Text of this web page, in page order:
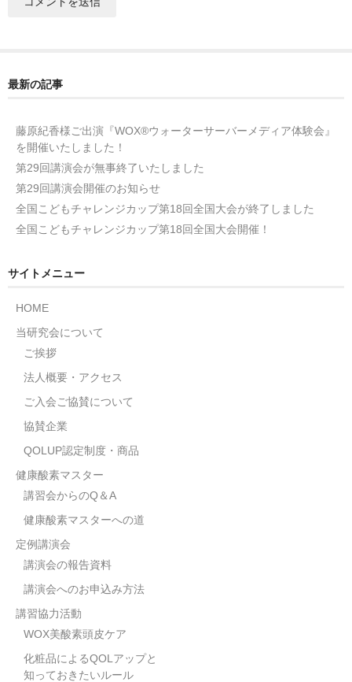
最新の記事
藤原紀香様ご出演『WOX®ウォーターサーバーメディア体験会』
を開催いたしました！
第29回講演会が無事終了いたしました
第29回講演会開催のお知らせ
全国こどもチャレンジカップ第18回全国大会が終了しました
全国こどもチャレンジカップ第18回全国大会開催！
サイトメニュー
HOME
当研究会について
ご挨拶
法人概要・アクセス
ご入会ご協賛について
協賛企業
QOLUP認定制度・商品
健康酸素マスター
講習会からのQ＆A
健康酸素マスターへの道
定例講演会
講演会の報告資料
講演会へのお申込み方法
講習協力活動
WOX美酸素頭皮ケア
化粧品によるQOLアップと
知っておきたいルール